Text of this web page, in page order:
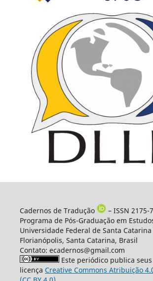
Cadernos de Tradução
– ISSN 2175-
Programa de Pós-Graduação em
Universidade Federal de Santa Catarina
Florianópolis, Santa Catarina, Brasil
Contato: ecadernos@gmail.com
Este periódico publica
licença Creative Commons Atribuição